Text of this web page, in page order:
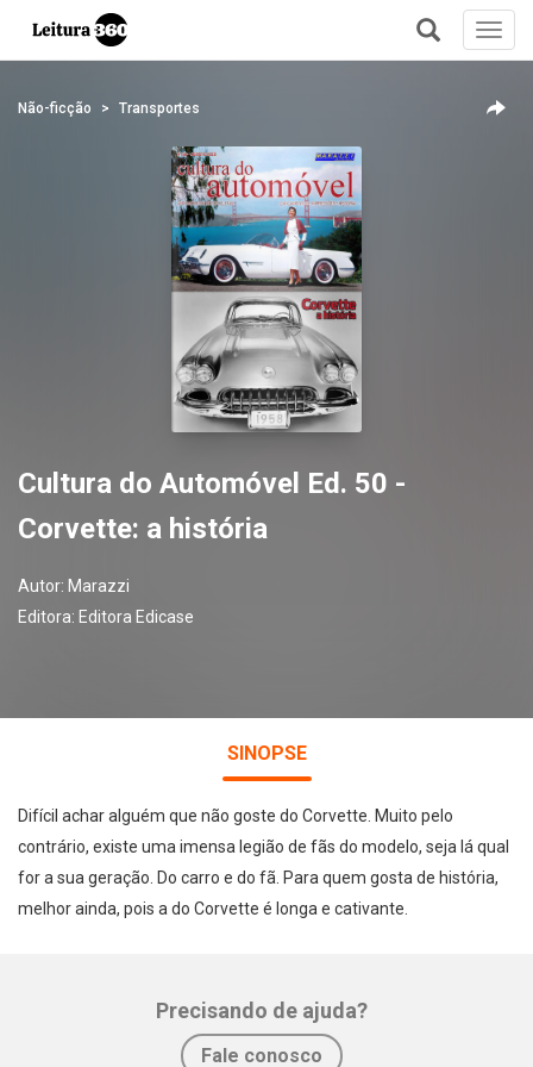
+
Não-ficção Transportes
Cultura do Automóvel Ed. 50 -
Corvette: a história
Autor: Marazzi
Editora: Editora Edicase
SINOPSE
Difícil achar alguém que não goste do Corvette. Muito pelo
contrário, existe uma imensa legião de fãs do modelo, seja lá qual
for a sua geração. Do carro e do fã. Para quem gosta de história,
melhor ainda, pois a do Corvette é longa e cativante.
Precisando de ajuda?
Fale conosco
Facebook Twitter